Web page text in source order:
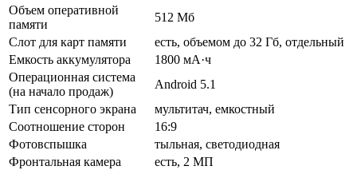
Объем оперативной
памяти
512 Мб
Слот для карт памяти
есть, объемом до 32 Гб, отдельный
Емкость аккумулятора
1800 мА·ч
Операционная система
(на начало продаж)
Android 5.1
Тип сенсорного экрана
мультитач, емкостный
Соотношение сторон
16:9
Фотовспышка
тыльная, светодиодная
Фронтальная камера
есть, 2 МП